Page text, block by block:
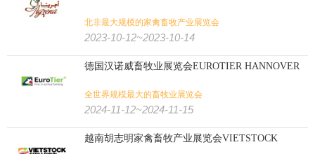
北非最大规模的家禽畜牧产业展览会
2023-10-12~2023-10-14
德国汉诺威畜牧业展览会EUROTIER HANNOVER
全世界规模最大的畜牧业展览会
2024-11-12~2024-11-15
越南胡志明家禽畜牧产业展览会VIETSTOCK